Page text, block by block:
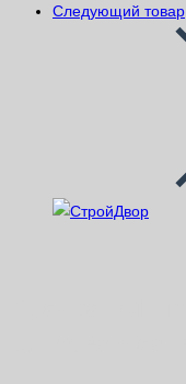
Следующий товар